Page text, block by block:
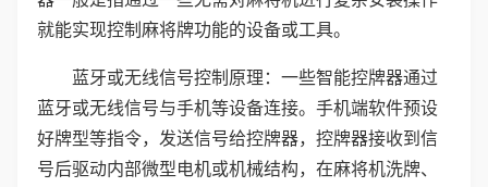
就能实现控制麻将牌功能的设备或工具。
蓝牙或无线信号控制原理：一些智能控牌器通过
蓝牙或无线信号与手机等设备连接。手机端软件预设
好牌型等指令，发送信号给控牌器，控牌器接收到信
号后驱动内部微型电机或机械结构，在麻将机洗牌、